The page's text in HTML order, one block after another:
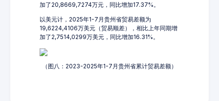
加了20,8669,7274万元，同比增加17.37%。
以美元计，2025年1-7月贵州省贸易差额为
19,6224,4106万美元（贸易顺差），相比上年同期增
加了2,7514,0299万美元，同比增加16.31%。
（图八：2023-2025年1-7月贵州省累计贸易差额）